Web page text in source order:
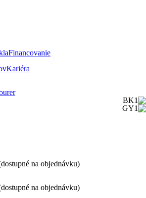
Financovanie
Kariéra
na objednávku)
na objednávku)